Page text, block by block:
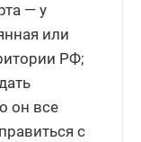
— у
или
РФ;
он все
с